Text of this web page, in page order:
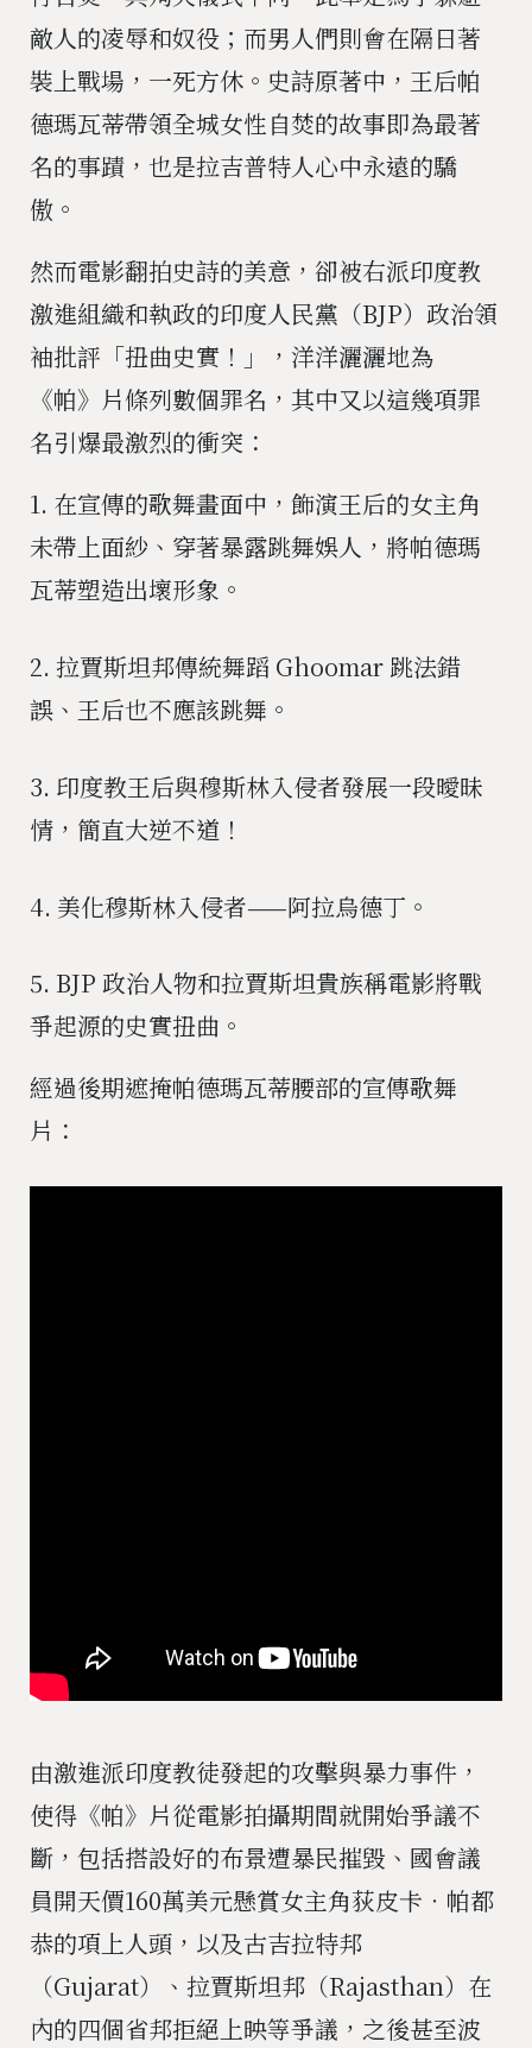
敵人的凌辱和奴役；而男人們則會在隔日著
裝上戰場，一死方休。史詩原著中，王后帕
德瑪瓦蒂帶領全城女性自焚的故事即為最著
名的事蹟，也是拉吉普特人心中永遠的驕
傲。
然而電影翻拍史詩的美意，卻被右派印度教
激進組織和執政的印度人民黨（BJP）政治領
袖批評「扭曲史實！」，洋洋灑灑地為
《帕》片條列數個罪名，其中又以這幾項罪
名引爆最激烈的衝突：
1. 在宣傳的歌舞畫面中，飾演王后的女主角
未帶上面紗、穿著暴露跳舞娛人，將帕德瑪
瓦蒂塑造出壞形象。
2. 拉賈斯坦邦傳統舞蹈 Ghoomar 跳法錯
誤、王后也不應該跳舞。
3. 印度教王后與穆斯林入侵者發展一段曖昧
情，簡直大逆不道！
4. 美化穆斯林入侵者——阿拉烏德丁。
5. BJP 政治人物和拉賈斯坦貴族稱電影將戰
爭起源的史實扭曲。
經過後期遮掩帕德瑪瓦蒂腰部的宣傳歌舞
片：
由激進派印度教徒發起的攻擊與暴力事件，
使得《帕》片從電影拍攝期間就開始爭議不
斷，包括搭設好的布景遭暴民摧毀、國會議
員開天價160萬美元懸賞女主角荻皮卡‧帕都
恭的項上人頭，以及古吉拉特邦
（Gujarat）、拉賈斯坦邦（Rajasthan）在
內的四個省邦拒絕上映等爭議，之後甚至波